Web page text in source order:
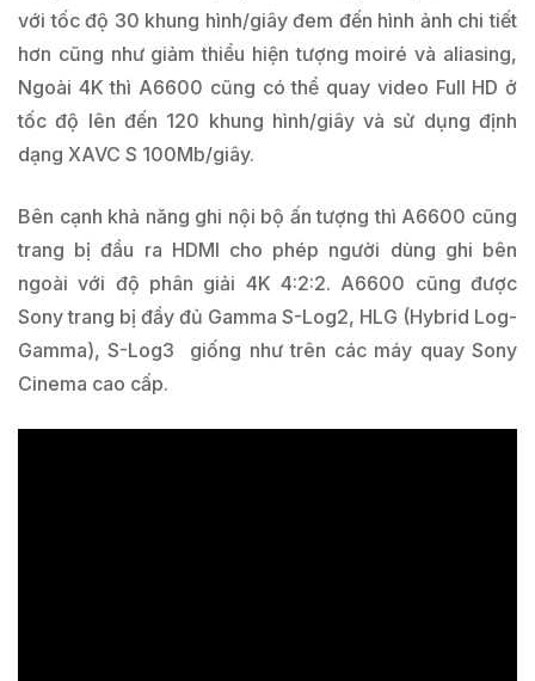
với tốc độ 30 khung hình/giây đem đến hình ảnh chi tiết
hơn cũng như giảm thiểu hiện tượng moiré và aliasing,
Ngoài 4K thì A6600 cũng có thể quay video Full HD ở
tốc độ lên đến 120 khung hình/giây và sử dụng định
dạng XAVC S 100Mb/giây.
Bên cạnh khả năng ghi nội bộ ấn tượng thì A6600 cũng
trang bị đầu ra HDMI cho phép người dùng ghi bên
ngoài với độ phân giải 4K 4:2:2. A6600 cũng được
Sony trang bị đầy đủ Gamma S-Log2, HLG (Hybrid Log-
Gamma), S-Log3 giống như trên các máy quay Sony
Cinema cao cấp.